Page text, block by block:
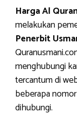
Harga Al
melakukan
Penerbit
menghubungi
tercantum di
beberapa
dihubungi.